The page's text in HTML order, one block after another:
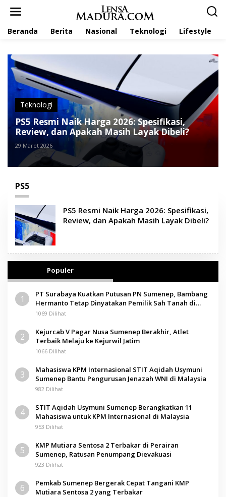
Beranda Berita Nasional Teknologi Lifestyle
Teknologi
PS5 Resmi Naik Harga 2026: Spesifikasi,
Review, dan Apakah Masih Layak Dibeli?
29 Maret 2026
PS5
PS5 Resmi Naik Harga 2026: Spesifikasi,
Review, dan Apakah Masih Layak Dibeli?
Populer
1
PT Surabaya Kuatkan Putusan PN Sumenep, Bambang
Hermanto Tetap Dinyatakan Pemilik Sah Tanah di
Pamolokan
1069 Dilihat
2
Kejurcab V Pagar Nusa Sumenep Berakhir, Atlet
Terbaik Melaju ke Kejurwil Jatim
1066 Dilihat
3
Mahasiswa KPM Internasional STIT Aqidah Usymuni
Sumenep Bantu Pengurusan Jenazah WNI di Malaysia
982 Dilihat
4
STIT Aqidah Usymuni Sumenep Berangkatkan 11
Mahasiswa untuk KPM Internasional di Malaysia
953 Dilihat
5
KMP Mutiara Sentosa 2 Terbakar di Perairan
Sumenep, Ratusan Penumpang Dievakuasi
923 Dilihat
6
Pemkab Sumenep Bergerak Cepat Tangani KMP
Mutiara Sentosa 2 yang Terbakar